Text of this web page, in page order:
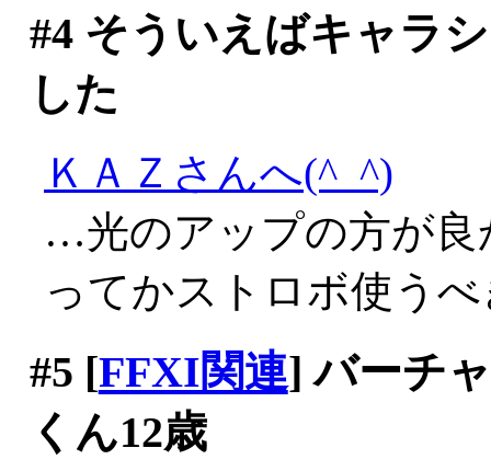
#4そういえばキャラ
した
ＫＡＺさんへ(^_^)
…光のアップの方が良
ってかストロボ使う
#5 [FFXI関連] バーチ
くん12歳